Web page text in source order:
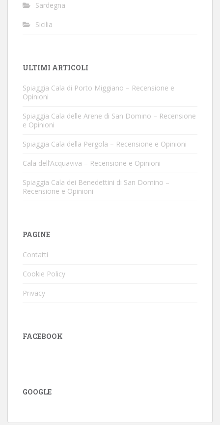
Sardegna
Sicilia
ULTIMI ARTICOLI
Spiaggia Cala di Porto Miggiano – Recensione e
Opinioni
Spiaggia Cala delle Arene di San Domino – Recensione
e Opinioni
Spiaggia Cala della Pergola – Recensione e Opinioni
Cala dell’Acquaviva – Recensione e Opinioni
Spiaggia Cala dei Benedettini di San Domino –
Recensione e Opinioni
PAGINE
Contatti
Cookie Policy
Privacy
FACEBOOK
GOOGLE